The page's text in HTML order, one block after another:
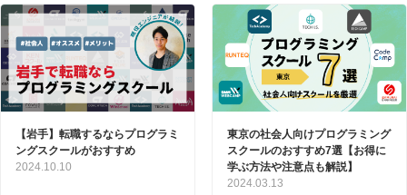
【岩手】転職するならプログラミ
ングスクールがおすすめ
2024.10.10
東京の社会人向けプログラミング
スクールのおすすめ7選【お得に
学ぶ方法や注意点も解説】
2024.03.13